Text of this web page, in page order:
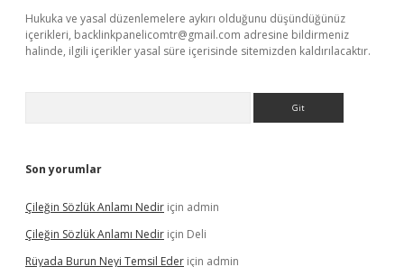
Hukuka ve yasal düzenlemelere aykırı olduğunu düşündüğünüz
içerikleri, backlinkpanelicomtr@gmail.com adresine bildirmeniz
halinde, ilgili içerikler yasal süre içerisinde sitemizden kaldırılacaktır.
Son yorumlar
Çileğin Sözlük Anlamı Nedir için admin
Çileğin Sözlük Anlamı Nedir için Deli
Rüyada Burun Neyi Temsil Eder için admin